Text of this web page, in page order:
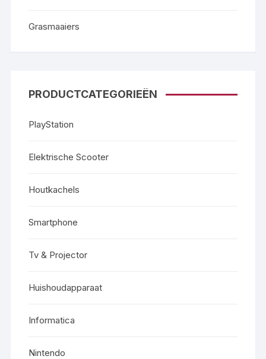
Grasmaaiers
PRODUCTCATEGORIEËN
PlayStation
Elektrische Scooter
Houtkachels
Smartphone
Tv & Projector
Huishoudapparaat
Informatica
Nintendo